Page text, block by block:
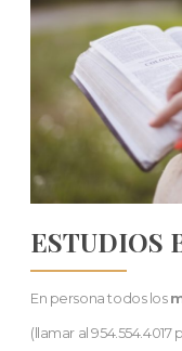
ESTUDIOS
En persona todos los
(llamar al